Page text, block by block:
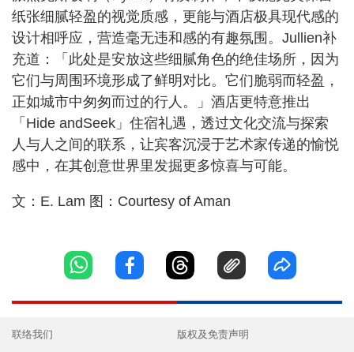
纸张细腻轻盈的视觉质感，更能与酒店极具现代感的
设计相呼应，营造毫无违和感的有趣氛围。Jullien补
充道：「此处是安放这些细腻角色的绝佳场所，因为
它们与周围环境形成了鲜明对比。它们脆弱而轻盈，
正如城市中匆匆而过的行人。」酒店更特意推出
「Hide andSeek」住宿礼遇，透过文化交流与探索
人与人之间的联系，让宾客沉浸于艺术家传递的愉悦
感中，在其创意世界里发掘更多惊喜与可能。
文：E. Lam 图：Courtesy of Aman
联络我们 版权及免责声明